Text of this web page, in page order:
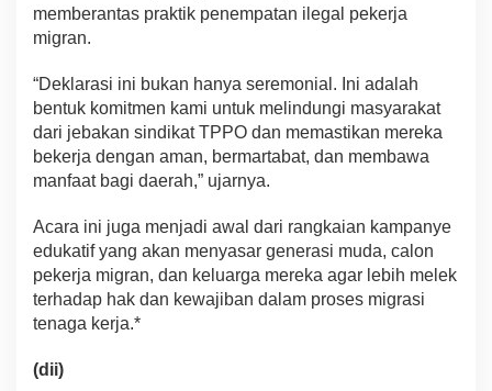
memberantas praktik penempatan ilegal pekerja
migran.
“Deklarasi ini bukan hanya seremonial. Ini adalah
bentuk komitmen kami untuk melindungi masyarakat
dari jebakan sindikat TPPO dan memastikan mereka
bekerja dengan aman, bermartabat, dan membawa
manfaat bagi daerah,” ujarnya.
Acara ini juga menjadi awal dari rangkaian kampanye
edukatif yang akan menyasar generasi muda, calon
pekerja migran, dan keluarga mereka agar lebih melek
terhadap hak dan kewajiban dalam proses migrasi
tenaga kerja.*
(dii)